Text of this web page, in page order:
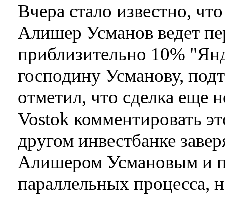
Вчера стало известно,
Алишер Усманов ведет
приблизительно 10%
господину Усманову,
отметил, что сделка еще
Vostok комментировать
другом инвестбанке
Алишером Усмановым и
параллельных процесса,